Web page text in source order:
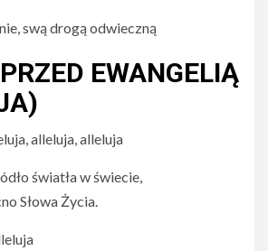
swą drogą odwieczną
EWANGELIĄ
alleluja, alleluja
światła w świecie,
Słowa Życia.